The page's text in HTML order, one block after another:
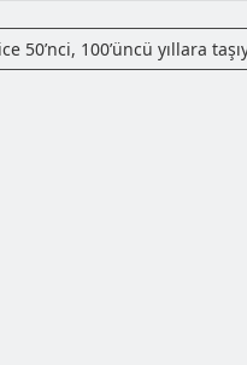
50’nci, 100’üncü yıllara